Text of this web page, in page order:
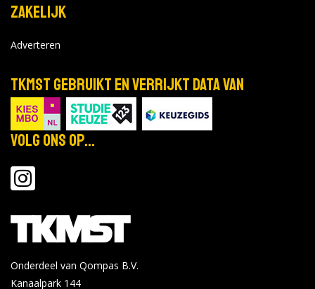
Zakelijk
Adverteren
TKMST gebruikt en verrijkt data van
Volg ons op...
Onderdeel van Qompas B.V.
Kanaalpark 144